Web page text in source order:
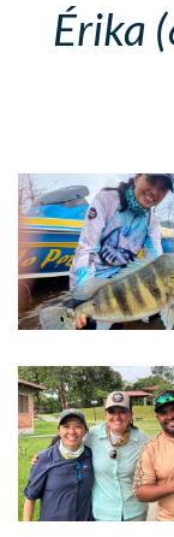
Érika